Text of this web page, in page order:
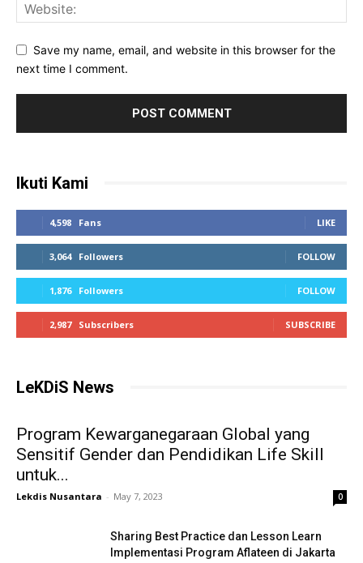
Save my name, email, and website in this browser for the
next time I comment.
Ikuti Kami
4,598 Fans LIKE
3,064 Followers FOLLOW
1,876 Followers FOLLOW
2,987 Subscribers SUBSCRIBE
LeKDiS News
Program Kewarganegaraan Global yang
Sensitif Gender dan Pendidikan Life Skill
untuk...
Lekdis Nusantara - May 7, 2023 0
Sharing Best Practice dan Lesson Learn
Implementasi Program Aflateen di Jakarta